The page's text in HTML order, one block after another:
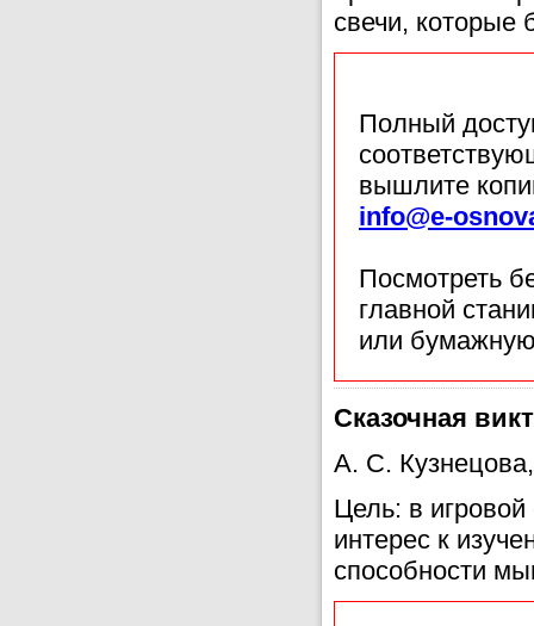
свечи, которые
Полный
вышлите
info@e-
Посмотреть
главной
или
Сказочная
А. С.
Цель: в
интерес к
способности